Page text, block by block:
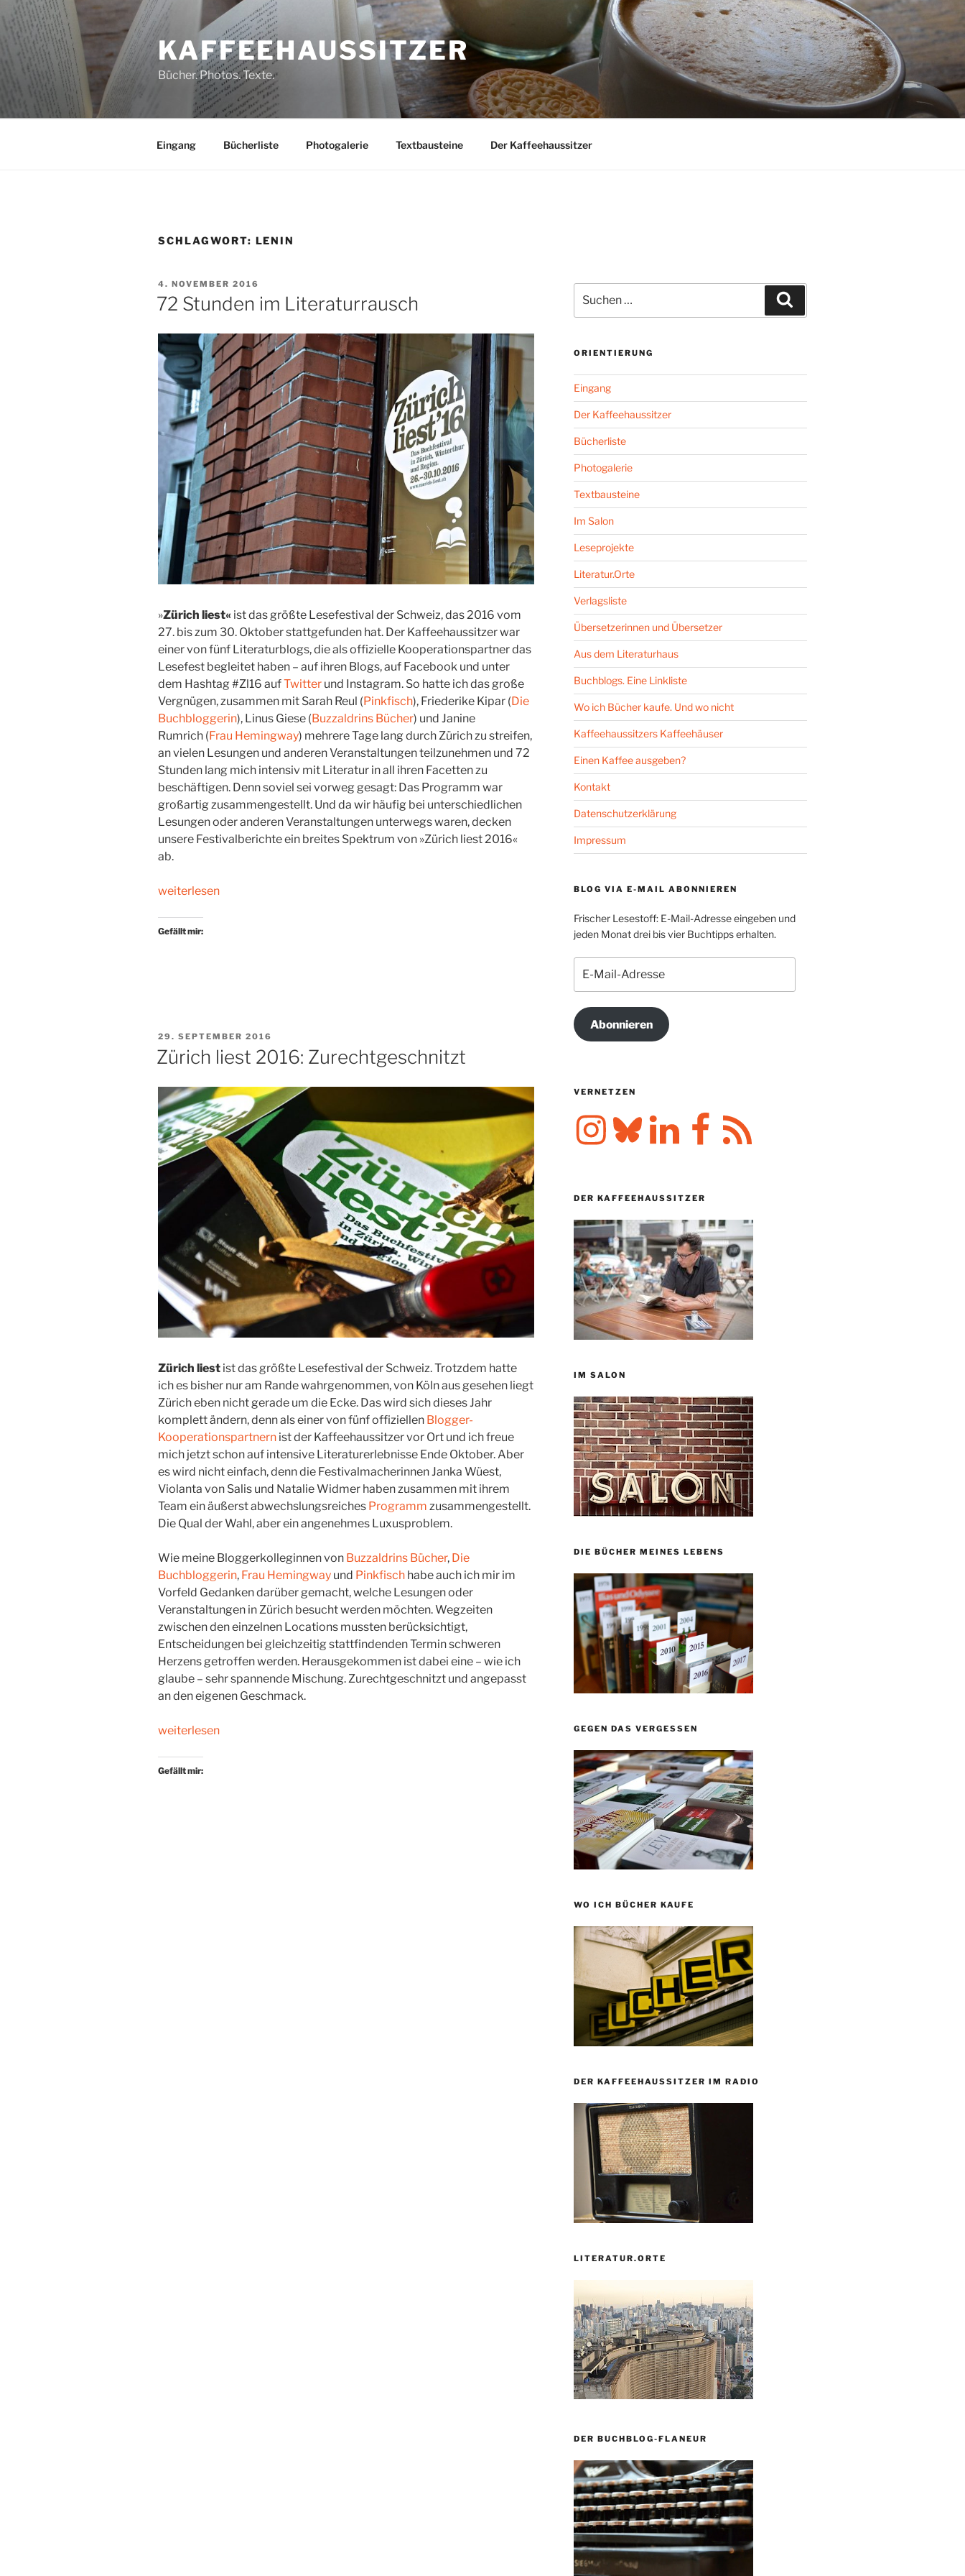
Zum
Inhalt
springen
KAFFEEHAUSSITZER
Bücher. Photos. Texte.
Eingang Bücherliste Photogalerie Textbausteine Der Kaffeehaussitzer
SCHLAGWORT: LENIN
VERÖFFENTLICHT
AM
4. NOVEMBER 2016
72 Stunden im Literaturrausch
»Zürich liest« ist das größte Lesefestival der Schweiz, das 2016 vom
27. bis zum 30. Oktober stattgefunden hat. Der Kaffeehaussitzer war
einer von fünf Literaturblogs, die als offizielle Kooperationspartner das
Lesefest begleitet haben – auf ihren Blogs, auf Facebook und unter
dem Hashtag #Zl16 aufTwitter und Instagram. So hatte ich das große
Vergnügen, zusammen mit Sarah Reul (Pinkfisch), Friederike Kipar (Die
Buchbloggerin), Linus Giese (Buzzaldrins Bücher) und Janine
Rumrich (Frau Hemingway) mehrere Tage lang durch Zürich zu streifen,
an vielen Lesungen und anderen Veranstaltungen teilzunehmen und 72
Stunden lang mich intensiv mit Literatur in all ihren Facetten zu
beschäftigen. Denn soviel sei vorweg gesagt: Das Programm war
großartig zusammengestellt. Und da wir häufig bei unterschiedlichen
Lesungen oder anderen Veranstaltungen unterwegs waren, decken
unsere Festivalberichte ein breites Spektrum von »Zürich liest 2016«
ab.
„72
im
weiterlesen
Gefällt mir:
VERÖFFENTLICHT
AM
29. SEPTEMBER 2016
Zürich liest 2016: Zurechtgeschnitzt
Zürich liest ist das größte Lesefestival der Schweiz. Trotzdem hatte
ich es bisher nur am Rande wahrgenommen, von Köln aus gesehen liegt
Zürich eben nicht gerade um die Ecke. Das wird sich dieses Jahr
komplett ändern, denn als einer von fünf offiziellen Blogger-
Kooperationspartnern ist der Kaffeehaussitzer vor Ort und ich freue
mich jetzt schon auf intensive Literaturerlebnisse Ende Oktober. Aber
es wird nicht einfach, denn die Festivalmacherinnen Janka Wüest,
Violanta von Salis und Natalie Widmer haben zusammen mit ihrem
Team ein äußerst abwechslungsreiches Programm zusammengestellt.
Die Qual der Wahl, aber ein angenehmes Luxusproblem.
Wie meine Bloggerkolleginnen von Buzzaldrins Bücher, Die
Buchbloggerin, Frau Hemingway und Pinkfisch habe auch ich mir im
Vorfeld Gedanken darüber gemacht, welche Lesungen oder
Veranstaltungen in Zürich besucht werden möchten. Wegzeiten
zwischen den einzelnen Locations mussten berücksichtigt,
Entscheidungen bei gleichzeitig stattfindenden Termin schweren
Herzens getroffen werden. Herausgekommen ist dabei eine – wie ich
glaube – sehr spannende Mischung. Zurechtgeschnitzt und angepasst
an den eigenen Geschmack.
„Zürich
2016:
weiterlesen
Gefällt mir:
nach:
ORIENTIERUNG
Eingang
Der Kaffeehaussitzer
Bücherliste
Photogalerie
Textbausteine
Im Salon
Leseprojekte
Literatur.Orte
Verlagsliste
Übersetzerinnen und Übersetzer
Aus dem Literaturhaus
Buchblogs. Eine Linkliste
Wo ich Bücher kaufe. Und wo nicht
Kaffeehaussitzers Kaffeehäuser
Einen Kaffee ausgeben?
Kontakt
Datenschutzerklärung
Impressum
BLOG VIA E-MAIL ABONNIEREN
Frischer Lesestoff: E-Mail-Adresse eingeben und
jeden Monat drei bis vier Buchtipps erhalten.
Mail-
Adresse
Abonnieren
VERNETZEN
InstagramBluesky LinkedIn FacebookRSS-
Feed
DER KAFFEEHAUSSITZER
IM SALON
DIE BÜCHER MEINES LEBENS
GEGEN DAS VERGESSEN
WO ICH BÜCHER KAUFE
DER KAFFEEHAUSSITZER IM RADIO
LITERATUR.ORTE
DER BUCHBLOG-FLANEUR